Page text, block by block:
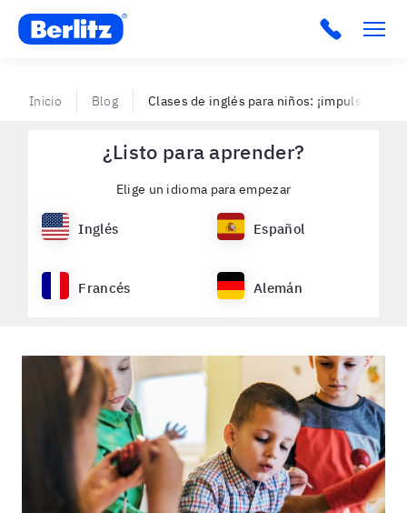
Berlitz VE
Inicio Blog Clases de inglés para niños: ¡impulsa su
¿Listo para aprender?
Elige un idioma para empezar
Inglés Español
Francés Alemán